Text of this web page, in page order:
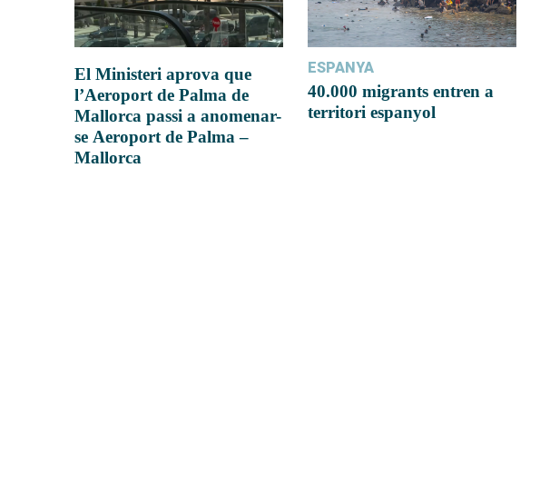
El Ministeri aprova que
l’Aeroport de Palma de
Mallorca passi a anomenar-
se Aeroport de Palma –
Mallorca
ESPANYA
40.000 migrants entren a
territori espanyol